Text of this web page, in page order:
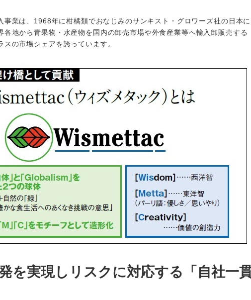
業は、1968年に柑橘類でおなじみのサンキスト・グロワーズ社の日本
地から青果物・水産物を国内の卸売市場や外食産業等へ輸入卸販売する
の市場シェアを誇っています。
を実現しリスクに対応する「自社一